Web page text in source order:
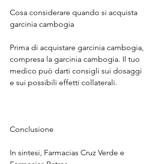
Cosa considerare quando si acquista
garcinia cambogia
Prima di acquistare garcinia cambogia,
compresa la garcinia cambogia. Il tuo
medico può darti consigli sui dosaggi
e sui possibili effetti collaterali.
Conclusione
In sintesi, Farmacias Cruz Verde e